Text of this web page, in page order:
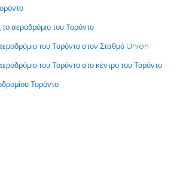
αεροδρόμιο του Τορόντο
του Τορόντο στον Σταθμό Union
του Τορόντο στο κέντρο του Τορόντο
Τορόντο